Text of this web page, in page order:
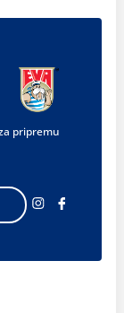
pripremu